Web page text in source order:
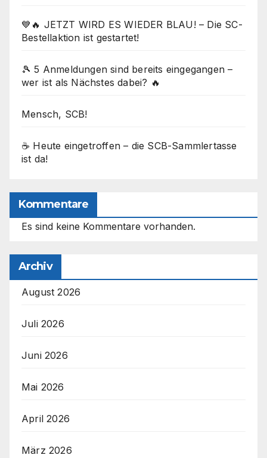
💙🔥 JETZT WIRD ES WIEDER BLAU! – Die SC-
Bestellaktion ist gestartet!
🎾 5 Anmeldungen sind bereits eingegangen –
wer ist als Nächstes dabei? 🔥
Mensch, SCB!
☕ Heute eingetroffen – die SCB-Sammlertasse
ist da!
Kommentare
Es sind keine Kommentare vorhanden.
Archiv
August 2026
Juli 2026
Juni 2026
Mai 2026
April 2026
März 2026